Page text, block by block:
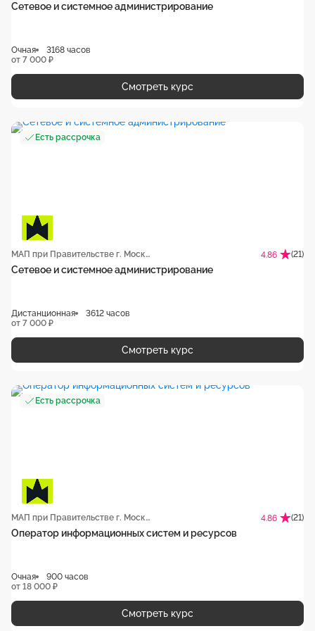
Сетевое и системное администрирование
Очная
3168 часов
от 7 000 ₽
Смотреть курс
Есть рассрочка
МАП при Правительстве г. Москвы 4.86 (21)
Сетевое и системное администрирование
Дистанционная
3612 часов
от 7 000 ₽
Смотреть курс
Есть рассрочка
МАП при Правительстве г. Москвы 4.86 (21)
Оператор информационных систем и ресурсов
Очная
900 часов
от 18 000 ₽
Смотреть курс